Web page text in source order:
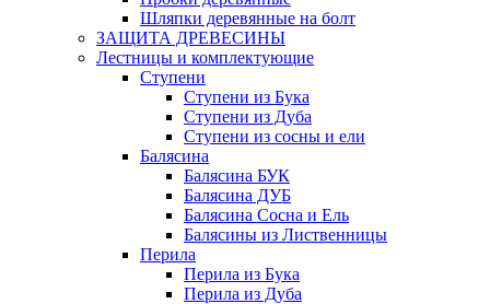
Шляпки деревянные на болт
ЗАЩИТА ДРЕВЕСИНЫ
Лестницы и комплектующие
Ступени
Ступени из Бука
Ступени из Дуба
Ступени из сосны и ели
Балясина
Балясина БУК
Балясина ДУБ
Балясина Сосна и Ель
Балясины из Лиственницы
Перила
Перила из Бука
Перила из Дуба